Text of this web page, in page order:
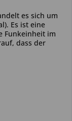
es sich um
Es ist eine
Funkeinheit im
dass der